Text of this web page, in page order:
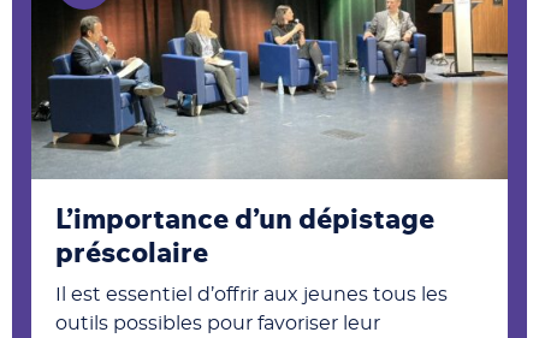
L’importance d’un dépistage
préscolaire
Il est essentiel d’offrir aux jeunes tous les
outils possibles pour favoriser leur